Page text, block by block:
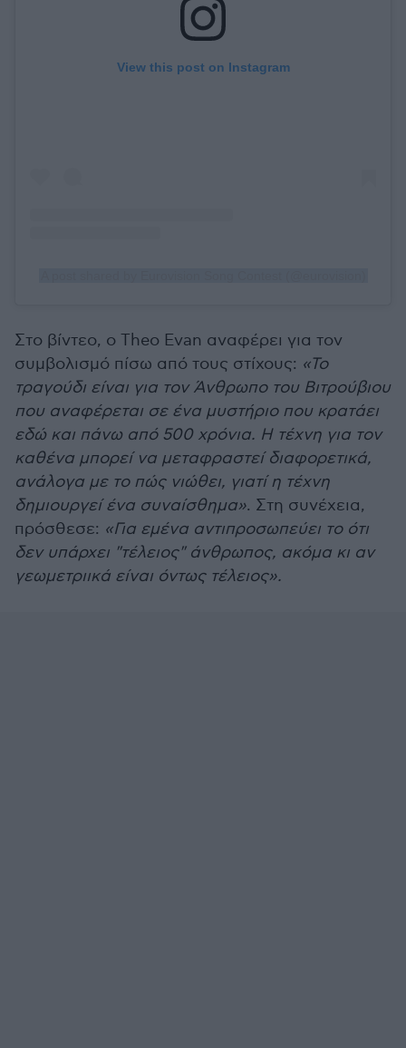
View this post on Instagram
Στο βίντεο, ο Theo Evan αναφέρει για τον
συμβολισμό πίσω από τους στίχους: «Το
τραγούδι είναι για τον Άνθρωπο του Βιτρούβιου
που αναφέρεται σε ένα μυστήριο που κρατάει
εδώ και πάνω από 500 χρόνια. Η τέχνη για τον
καθένα μπορεί να μεταφραστεί διαφορετικά,
ανάλογα με το πώς νιώθει, γιατί η τέχνη
δημιουργεί ένα συναίσθημα». Στη συνέχεια,
πρόσθεσε: «Για εμένα αντιπροσωπεύει το ότι
δεν υπάρχει "τέλειος" άνθρωπος, ακόμα κι αν
γεωμετριικά είναι όντως τέλειος».